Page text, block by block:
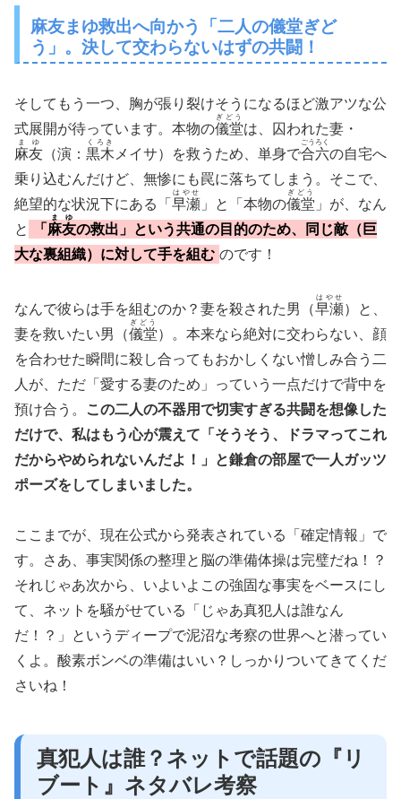
麻友まゆ救出へ向かう「二人の儀堂ぎど
う」。決して交わらないはずの共闘！
そしてもう一つ、胸が張り裂けそうになるほど激アツな公
式展開が待っています。本物の儀堂
ぎどう
は、囚われた妻・
麻友
まゆ
（演： 黒木
くろき
メイサ）を救うため、単身で合六
ごうろく
の自宅へ
乗り込むんだけど、無惨にも罠に落ちてしまう。そこで、
絶望的な状況下にある「 早瀬
はやせ
」と「本物の儀堂
ぎどう
」が、なん
と
「 麻友
まゆ
の救出」という共通の目的のため、同じ敵（巨
大な裏組織）に対して手を組む のです！
なんで彼らは手を組むのか？妻を殺された男（早瀬
はやせ
）と、
妻を救いたい男（儀堂
ぎどう
）。本来なら絶対に交わらない、顔
を合わせた瞬間に殺し合ってもおかしくない憎しみ合う二
人が、ただ「愛する妻のため」っていう一点だけで背中を
預け合う。
この二人の不器用で切実すぎる共闘を想像した
だけで、私はもう心が震えて「そうそう、ドラマってこれ
だからやめられないんだよ！」と鎌倉の部屋で一人ガッツ
ポーズをしてしまいました。
ここまでが、現在公式から発表されている「確定情報」で
す。さあ、事実関係の整理と脳の準備体操は完璧だね！？
それじゃあ次から、いよいよこの強固な事実をベースにし
て、ネットを騒がせている「じゃあ真犯人は誰なん
だ！？」というディープで泥沼な考察の世界へと潜ってい
くよ。酸素ボンベの準備はいい？しっかりついてきてくだ
さいね！
真犯人は誰？ネットで話題の『リ
ブート』ネタバレ考察